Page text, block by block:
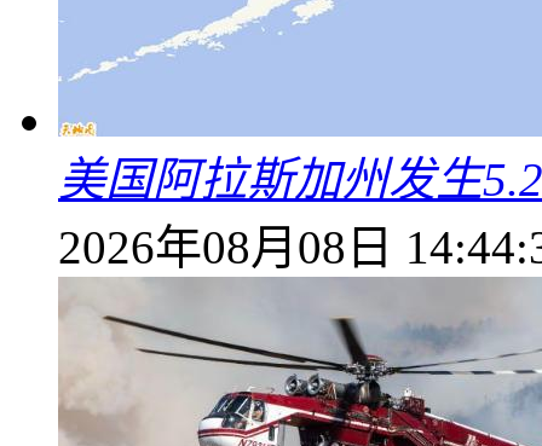
美国阿拉斯加州发生
2026年08月08日